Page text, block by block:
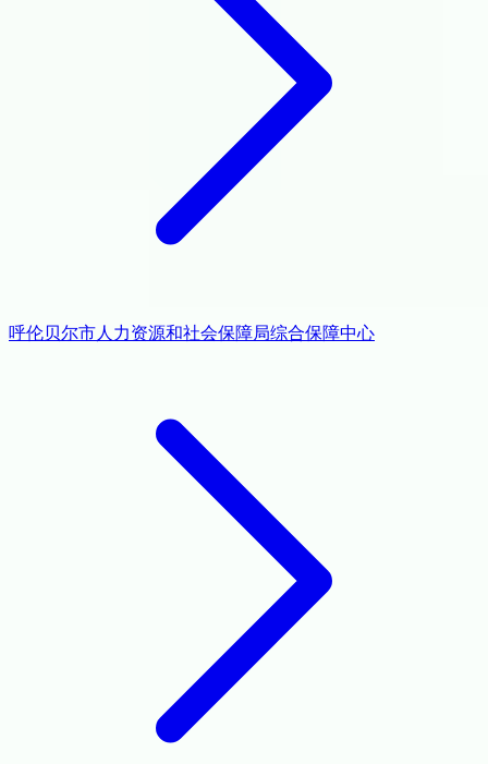
呼伦贝尔市人力资源和社会保障局综合保障中心